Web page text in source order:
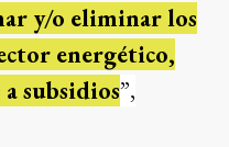
y/o eliminar los
energético,
subsidios”,